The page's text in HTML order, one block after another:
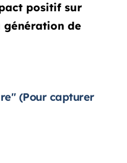
positif sur
de
(Pour capturer